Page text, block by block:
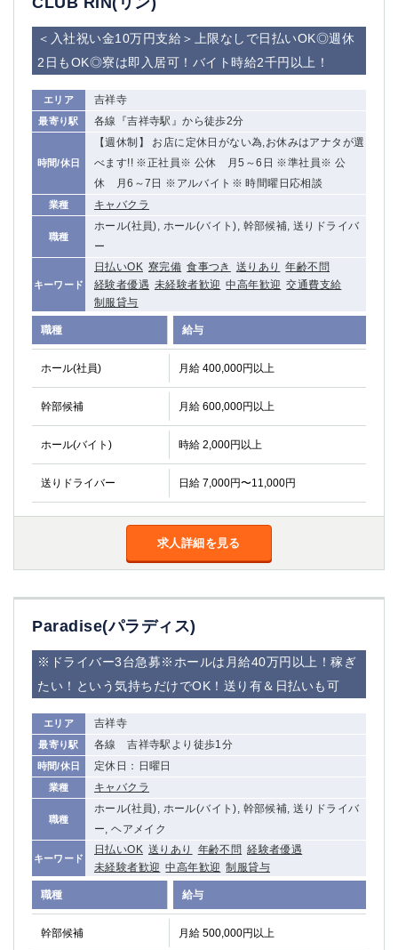
＜入社祝い金10万円支給＞上限なしで日払いOK◎週休
2日もOK◎寮は即入居可！バイト時給2千円以上！
エリア 吉祥寺
最寄り駅 各線『吉祥寺駅』から徒歩2分
時間/休日
【週休制】 お店に定休日がない為,お休みはアナタが選
べます!! ※正社員※ 公休 月5～6日 ※準社員※ 公
休 月6～7日 ※アルバイト※ 時間曜日応相談
業種 キャバクラ
職種
ホール(社員), ホール(バイト), 幹部候補, 送りドライバ
ー
キーワード
日払いOK 寮完備 食事つき 送りあり
年齢不問
経験者優遇 未経験者歓迎 中高年歓迎 交通費支給
制服貸与
職種 給与
ホール(社員) 月給 400,000円以上
幹部候補 月給 600,000円以上
ホール(バイト) 時給 2,000円以上
送りドライバー 日給 7,000円〜11,000円
求人詳細を見る
Paradise(パラディス)
※ドライバー3台急募※ホールは月給40万円以上！稼ぎ
たい！という気持ちだけでOK！送り有＆日払いも可
エリア 吉祥寺
最寄り駅 各線 吉祥寺駅より徒歩1分
時間/休日 定休日：日曜日
業種 キャバクラ
職種
ホール(社員), ホール(バイト), 幹部候補, 送りドライバ
ー, ヘアメイク
キーワード
日払いOK 送りあり 年齢不問 経験者優遇
未経験者歓迎 中高年歓迎 制服貸与
職種 給与
幹部候補 月給 500,000円以上